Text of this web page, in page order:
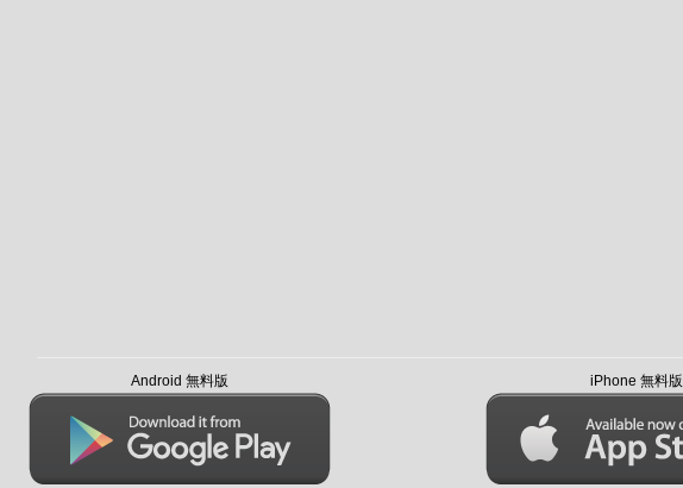
Android 無料版 iPhone 無料版